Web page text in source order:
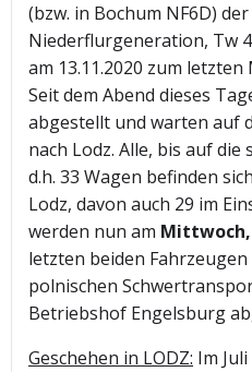
(bzw. in Bochum NF6D)
Niederflurgeneration, Tw
am 13.11.2020 zum
Seit dem Abend dieses
abgestellt und warten auf
nach Lodz. Alle, bis auf
d.h. 33 Wagen befinden
Lodz, davon auch 29 im
werden nun am Mittwoch,
letzten beiden
polnischen
Betriebshof Engelsburg
Geschehen in LODZ: Im